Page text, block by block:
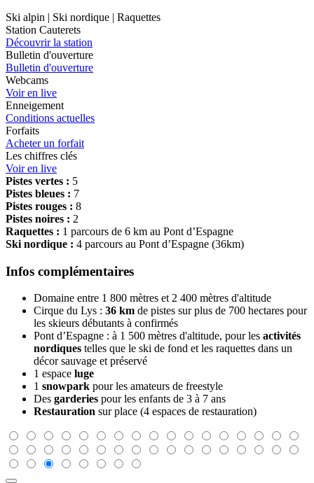
Ski alpin | Ski nordique | Raquettes
Station Cauterets
Découvrir la station
Bulletin d'ouverture
Bulletin d'ouverture
Webcams
Voir en live
Enneigement
Conditions actuelles
Forfaits
Acheter un forfait
Les chiffres clés
Voir en live
Pistes vertes : 5
Pistes bleues : 7
Pistes rouges : 8
Pistes noires : 2
Raquettes : 1 parcours de 6 km au Pont d’Espagne
Ski nordique : 4 parcours au Pont d’Espagne (36km)
Infos complémentaires
Domaine entre 1 800 mètres et 2 400 mètres d'altitude
Cirque du Lys : 36 km de pistes sur plus de 700 hectares pour
les skieurs débutants à confirmés
Pont d’Espagne : à 1 500 mètres d'altitude, pour les activités
nordiques telles que le ski de fond et les raquettes dans un
décor sauvage et préservé
1 espace luge
1 snowpark pour les amateurs de freestyle
Des garderies pour les enfants de 3 à 7 ans
Restauration sur place (4 espaces de restauration)